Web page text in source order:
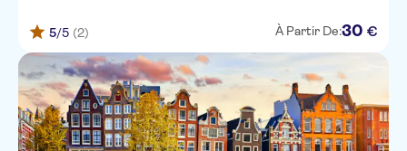
5/5 (2) À Partir De:30 €